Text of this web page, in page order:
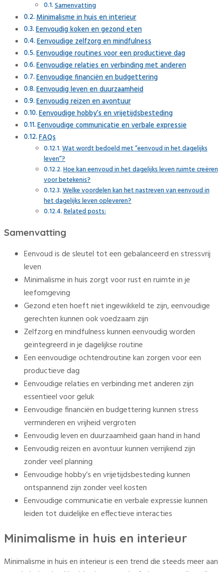
Samenvatting
Minimalisme in huis en interieur
Eenvoudig koken en gezond eten
Eenvoudige zelfzorg en mindfulness
Eenvoudige routines voor een productieve dag
Eenvoudige relaties en verbinding met anderen
Eenvoudige financiën en budgettering
Eenvoudig leven en duurzaamheid
Eenvoudig reizen en avontuur
Eenvoudige hobby’s en vrijetijdsbesteding
Eenvoudige communicatie en verbale expressie
FAQs
Wat wordt bedoeld met “eenvoud in het dagelijks
leven”?
Hoe kan eenvoud in het dagelijks leven ruimte creëren
voor betekenis?
Welke voordelen kan het nastreven van eenvoud in
het dagelijks leven opleveren?
Related posts:
Samenvatting
Eenvoud is de sleutel tot een gebalanceerd en stressvrij
leven
Minimalisme in huis zorgt voor rust en ruimte in je
leefomgeving
Gezond eten hoeft niet ingewikkeld te zijn, eenvoudige
gerechten kunnen ook voedzaam zijn
Zelfzorg en mindfulness kunnen eenvoudig worden
geïntegreerd in je dagelijkse routine
Een eenvoudige ochtendroutine kan zorgen voor een
productieve dag
Eenvoudige relaties en verbinding met anderen zijn
essentieel voor geluk
Eenvoudige financiën en budgettering kunnen stress
verminderen en vrijheid vergroten
Eenvoudig leven en duurzaamheid gaan hand in hand
Eenvoudig reizen en avontuur kunnen verrijkend zijn
zonder veel planning
Eenvoudige hobby’s en vrijetijdsbesteding kunnen
ontspannend zijn zonder veel kosten
Eenvoudige communicatie en verbale expressie kunnen
leiden tot duidelijke en effectieve interacties
Minimalisme in huis en interieur
Minimalisme in huis en interieur is een trend die steeds meer aan